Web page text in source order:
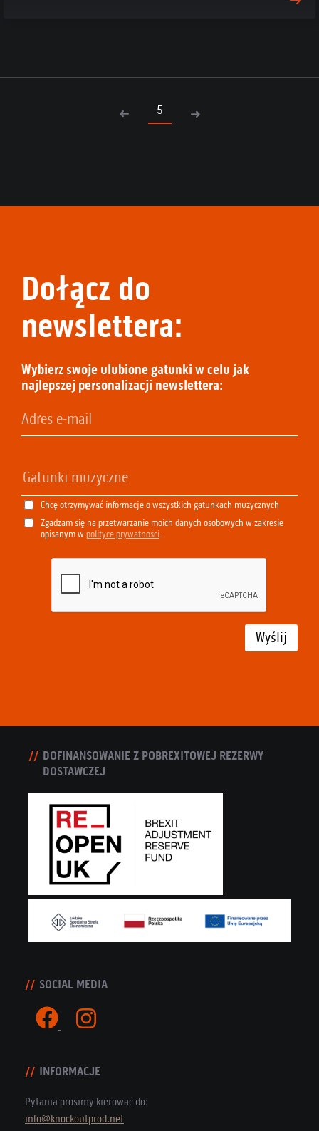
5
Dołącz do
newslettera:
Wybierz swoje ulubione gatunki w celu jak
najlepszej personalizacji newslettera:
Chcę otrzymywać informacje o wszystkich gatunkach muzycznych
Zgadzam się na przetwarzanie moich danych osobowych w zakresie
opisanym w polityce prywatności.
Wyślij
DOFINANSOWANIE Z POBREXITOWEJ REZERWY
DOSTAWCZEJ
SOCIAL MEDIA
INFORMACJE
Pytania prosimy kierować do:
info@knockoutprod.net